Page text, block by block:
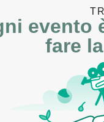
evento
fare